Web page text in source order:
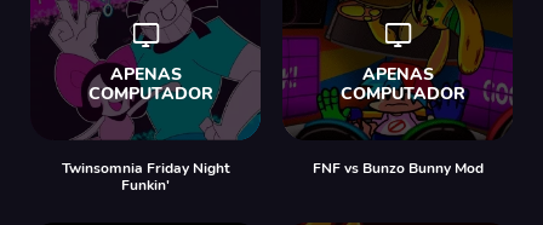
Twinsomnia Friday Night
Funkin'
FNF vs Bunzo Bunny Mod